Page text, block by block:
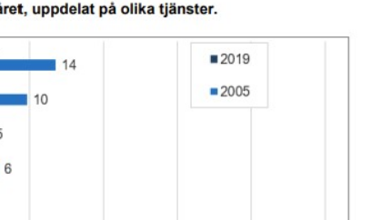
»
arbetsrätt »